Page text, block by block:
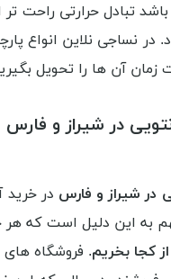
تبادل حرارتی راحت
در نساجی نلاین انواع
زمان آن ها را تحویل
در شیراز و فارس
در شیراز و فارس در خرید
به این دلیل است که
از کجا بخریم. فروشگاه